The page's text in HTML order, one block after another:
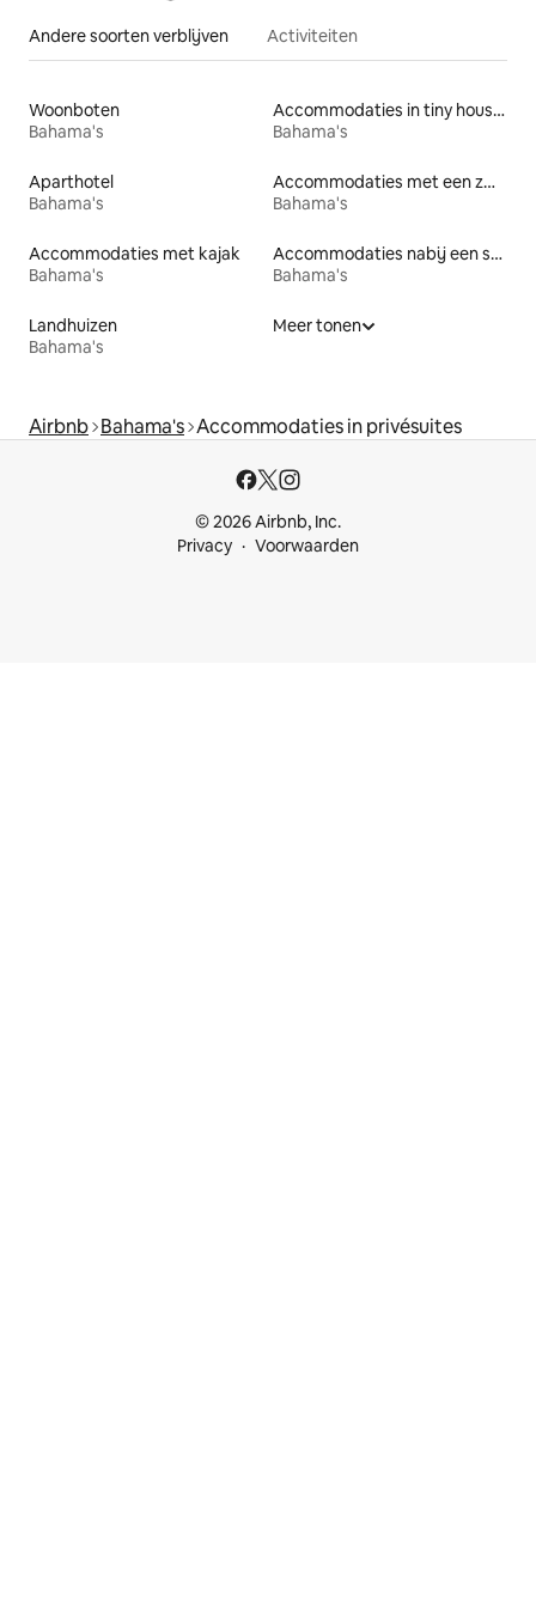
Andere soorten verblijven Activiteiten
Woonboten
Bahama's
Accommodaties in tiny houses
Bahama's
Aparthotel
Bahama's
Accommodaties met een zwembad
Bahama's
Accommodaties met kajak
Bahama's
Accommodaties nabij een strand
Bahama's
Landhuizen
Bahama's
Meer tonen
Airbnb Bahama's Accommodaties in privésuites
© 2026 Airbnb, Inc.
Privacy
Voorwaarden